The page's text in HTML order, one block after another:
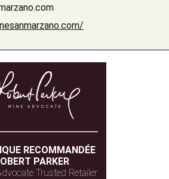
RECOMMANDÉE
PARKER
Trusted Retailer